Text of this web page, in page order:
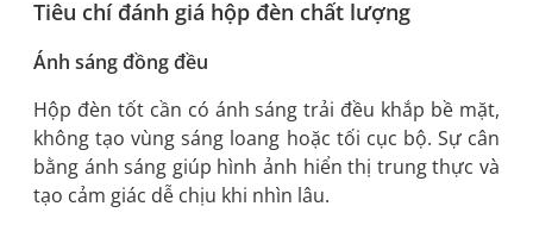
Tiêu chí đánh giá hộp đèn chất lượng
Ánh sáng đồng đều
Hộp đèn tốt cần có ánh sáng trải đều khắp bề mặt,
không tạo vùng sáng loang hoặc tối cục bộ. Sự cân
bằng ánh sáng giúp hình ảnh hiển thị trung thực và
tạo cảm giác dễ chịu khi nhìn lâu.